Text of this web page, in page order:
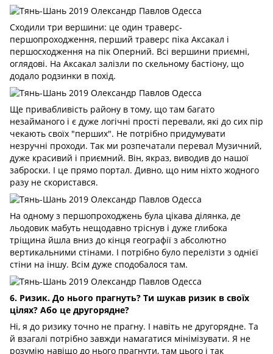
Сходили три вершини: це один траверс-
першопроходження, перший траверс піка Аксакал і
першосходження на пік Оперний. Всі вершини приємні,
оглядові. На Аксакал залізли по скельному бастіону, що
додало родзинки в похід.
Ще привабливість району в тому, що там багато
незайманого і є дуже логічні прості перевали, які до сих пір
чекають своїх "перших". Не потрібно придумувати
незручні проходи. Так ми розпечатали перевал Музичний,
дуже красивий і приємний. Він, якраз, виводив до нашої
заброски. І це прямо портал. Дивно, що ним ніхто жодного
разу не скористався.
На одному з першопроходжень була цікава ділянка, де
льодовик мабуть нещодавно тріснув і дуже глибока
тріщина йшла вниз до кінця географії з абсолютно
вертикальними стінами. І потрібно було перелізти з однієї
стіни на іншу. Всім дуже сподобалося там.
6. Ризик. До нього прагнуть? Ти шукав ризик в своїх
цілях? Або це другорядне?
Ні, я до ризику точно не прагну. І навіть не другорядне. Та
й взагалі потрібно завжди намагатися мінімізувати. Я не
розумію навіщо до нього прагнути, там цього і так